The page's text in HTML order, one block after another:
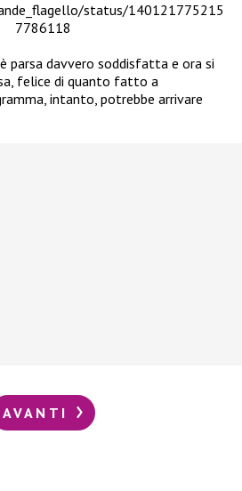
status/140121775215
7786118
parsa davvero soddisfatta e ora si
felice di quanto fatto a
intanto, potrebbe arrivare
AVANTI